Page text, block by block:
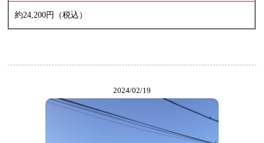
約24,200円（税込）
2024/02/19